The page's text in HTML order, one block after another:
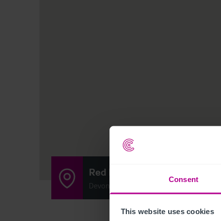
Consent
This website uses cookies
Red Lion Beefeater
Devonshire Road, Bispham, Blackpool FY2